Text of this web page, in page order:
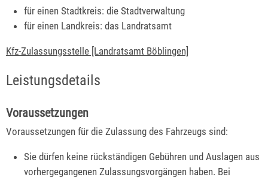
für einen Stadtkreis: die Stadtverwaltung
für einen Landkreis: das Landratsamt
Kfz-Zulassungsstelle [Landratsamt Böblingen]
Leistungsdetails
Voraussetzungen
Voraussetzungen für die Zulassung des Fahrzeugs sind:
Sie dürfen keine rückständigen Gebühren und Auslagen aus
vorhergegangenen Zulassungsvorgängen haben. Bei